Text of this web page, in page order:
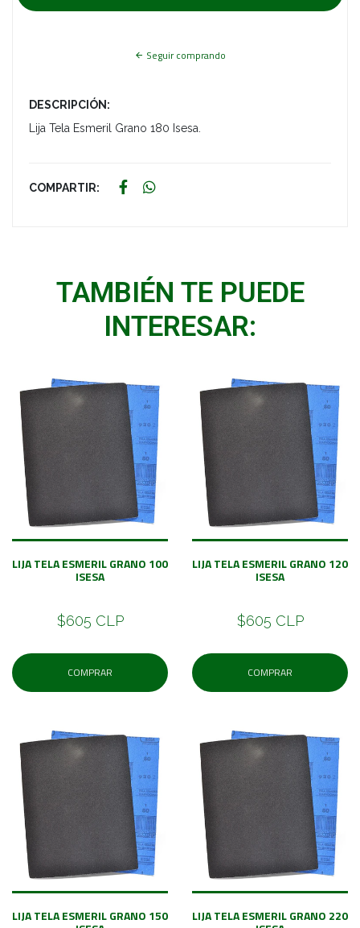
Seguir comprando
DESCRIPCIÓN:
Lija Tela Esmeril Grano 180 Isesa.
COMPARTIR:
TAMBIÉN TE PUEDE
INTERESAR:
LIJA TELA ESMERIL GRANO 100
ISESA
$605 CLP
COMPRAR
LIJA TELA ESMERIL GRANO 120
ISESA
$605 CLP
COMPRAR
LIJA TELA ESMERIL GRANO 150 LIJA TELA ESMERIL GRANO 220